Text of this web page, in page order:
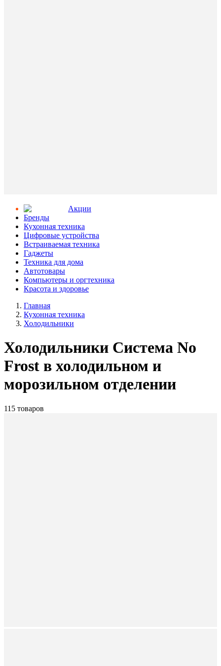
Aкции
Бренды
Кухонная техника
Цифровые устройства
Встраиваемая техника
Гаджеты
Техника для дома
Автотовары
Компьютеры и оргтехника
Красота и здоровье
Главная
Кухонная техника
Холодильники
Холодильники Система No
Frost в холодильном и
морозильном отделении
115 товаров